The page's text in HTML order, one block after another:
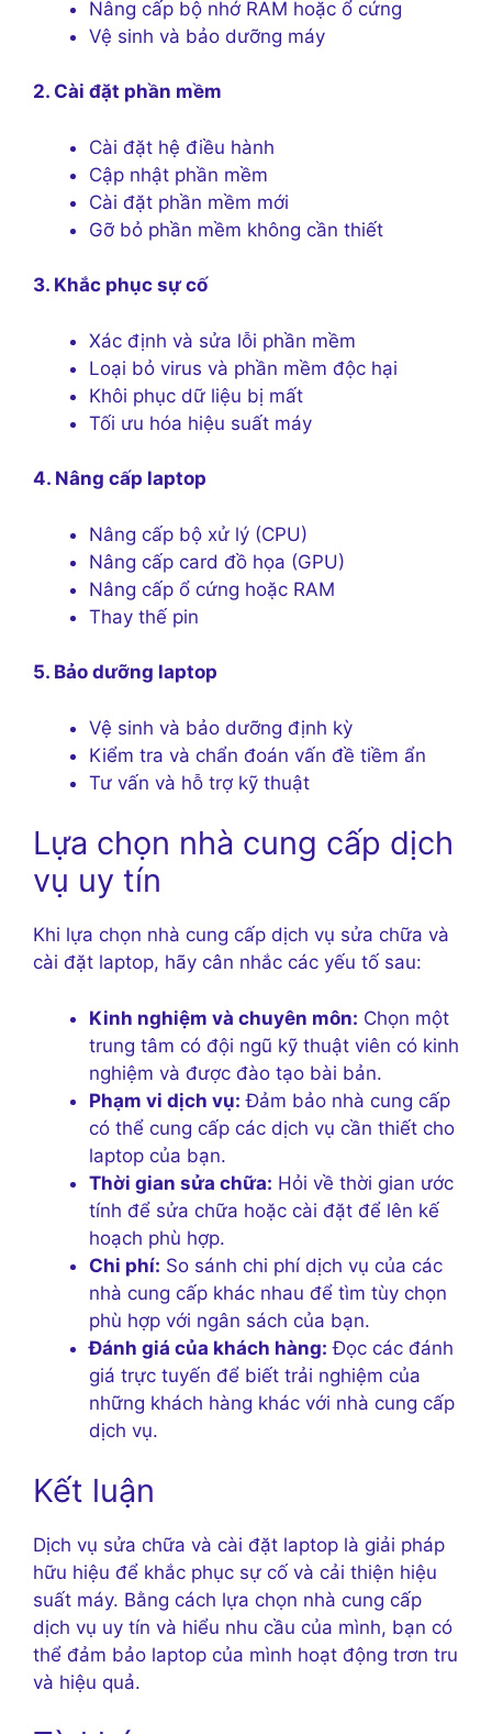
Nâng cấp bộ nhớ RAM hoặc ổ cứng
Vệ sinh và bảo dưỡng máy
2. Cài đặt phần mềm
Cài đặt hệ điều hành
Cập nhật phần mềm
Cài đặt phần mềm mới
Gỡ bỏ phần mềm không cần thiết
3. Khắc phục sự cố
Xác định và sửa lỗi phần mềm
Loại bỏ virus và phần mềm độc hại
Khôi phục dữ liệu bị mất
Tối ưu hóa hiệu suất máy
4. Nâng cấp laptop
Nâng cấp bộ xử lý (CPU)
Nâng cấp card đồ họa (GPU)
Nâng cấp ổ cứng hoặc RAM
Thay thế pin
5. Bảo dưỡng laptop
Vệ sinh và bảo dưỡng định kỳ
Kiểm tra và chẩn đoán vấn đề tiềm ẩn
Tư vấn và hỗ trợ kỹ thuật
Lựa chọn nhà cung cấp dịch
vụ uy tín
Khi lựa chọn nhà cung cấp dịch vụ sửa chữa và
cài đặt laptop, hãy cân nhắc các yếu tố sau:
Kinh nghiệm và chuyên môn: Chọn một
trung tâm có đội ngũ kỹ thuật viên có kinh
nghiệm và được đào tạo bài bản.
Phạm vi dịch vụ: Đảm bảo nhà cung cấp
có thể cung cấp các dịch vụ cần thiết cho
laptop của bạn.
Thời gian sửa chữa: Hỏi về thời gian ước
tính để sửa chữa hoặc cài đặt để lên kế
hoạch phù hợp.
Chi phí: So sánh chi phí dịch vụ của các
nhà cung cấp khác nhau để tìm tùy chọn
phù hợp với ngân sách của bạn.
Đánh giá của khách hàng: Đọc các đánh
giá trực tuyến để biết trải nghiệm của
những khách hàng khác với nhà cung cấp
dịch vụ.
Kết luận
Dịch vụ sửa chữa và cài đặt laptop là giải pháp
hữu hiệu để khắc phục sự cố và cải thiện hiệu
suất máy. Bằng cách lựa chọn nhà cung cấp
dịch vụ uy tín và hiểu nhu cầu của mình, bạn có
thể đảm bảo laptop của mình hoạt động trơn tru
và hiệu quả.